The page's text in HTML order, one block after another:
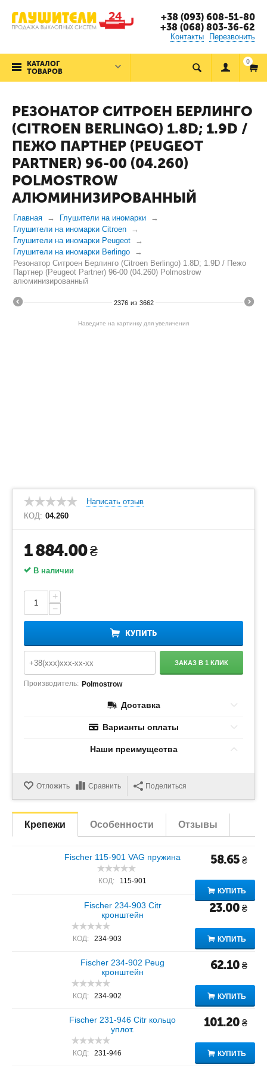
+38 (093) 608-51-80
+38 (068) 803-36-62
Контакты Перезвонить
КАТАЛОГ
ТОВАРОВ
0
РЕЗОНАТОР СИТРОЕН БЕРЛИНГО
(CITROEN BERLINGO) 1.8D; 1.9D /
ПЕЖО ПАРТНЕР (PEUGEOT
PARTNER) 96-00 (04.260)
POLMOSTROW
АЛЮМИНИЗИРОВАННЫЙ
Главная
Глушители на иномарки
Глушители на иномарки Citroen
Глушители на иномарки Peugeot
Глушители на иномарки Berlingo
Резонатор Ситроен Берлинго (Citroen Berlingo) 1.8D; 1.9D / Пежо
Партнер (Peugeot Partner) 96-00 (04.260) Polmostrow
алюминизированный
2376 из 3662
Наведите на картинку для увеличения
Написать отзыв
КОД: 04.260
1 884.00₴
В наличии
+
−
КУПИТЬ
ЗАКАЗ В 1 КЛИК
Производитель: Polmostrow
Доставка
Варианты оплаты
Наши преимущества
Отложить Сравнить Поделиться
Крепежи Особенности Отзывы
Fischer 115-901 VAG пружина
КОД: 115-901
58.65 ₴
КУПИТЬ
Fischer 234-903 Citr
кронштейн
КОД: 234-903
23.00 ₴
КУПИТЬ
Fischer 234-902 Peug
кронштейн
КОД: 234-902
62.10 ₴
КУПИТЬ
Fischer 231-946 Citr кольцо
уплот.
КОД: 231-946
101.20 ₴
КУПИТЬ